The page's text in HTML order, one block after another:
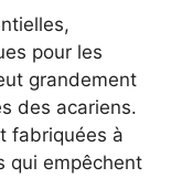
pour les
grandement
des acariens.
fabriquées à
qui empêchent